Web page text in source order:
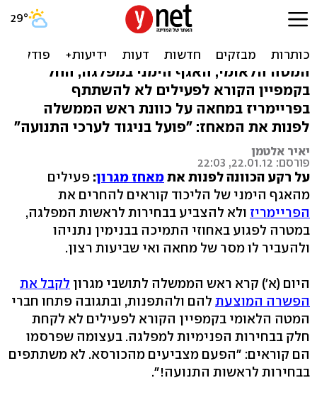
קמפיין בליכוד: "הצבעת
נתניהו - הרסת את מגרון"
המטה הלאומי, האגף הימני במפלגה, החל
בקמפיין הקורא לפעילים לא להשתתף
בפריימריז במחאה על כוונת ראש הממשלה
לפנות את המאחז: "פועל בניגוד לערכי התנועה"
יאיר אלטמן
פורסם: 22.01.12, 22:03
על רקע הכוונה לפנות אתמאחז מגרון: פעילים
מהאגף הימני של הליכוד קוראים להחרים את
הפריימריז ולא להצביע בבחירות לראשות המפלגה,
במטרה לפגוע באחוזי התמיכה בבנימין נתניהו
ולהעביר לו מסר של מחאה ואי שביעות רצון.
היום (א') קרא ראש הממשלה לתושבי מגרון לקבל את
הפשרה המוצעת להם ולהתפנות, ובתגובה פתחו חברי
המטה הלאומי בקמפיין הקורא לפעילים לא לקחת
חלק בבחירות הפנימיות למפלגה. בעצומה שפרסמו
הם קוראים: "הפעם מצביעים מהכורסא. לא משתתפים
בבחירות לראשות התנועה!".